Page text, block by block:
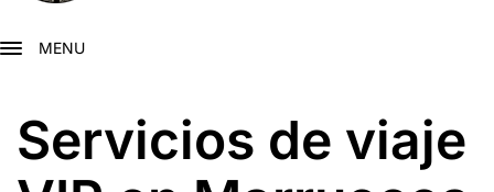
MENU
Servicios de viaje